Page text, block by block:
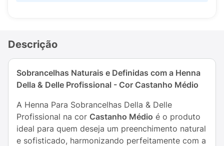
Descrição
Sobrancelhas Naturais e Definidas com a Henna
Della & Delle Profissional - Cor Castanho Médio
A Henna Para Sobrancelhas Della & Delle
Profissional na cor Castanho Médio é o produto
ideal para quem deseja um preenchimento natural
e sofisticado, harmonizando perfeitamente com a